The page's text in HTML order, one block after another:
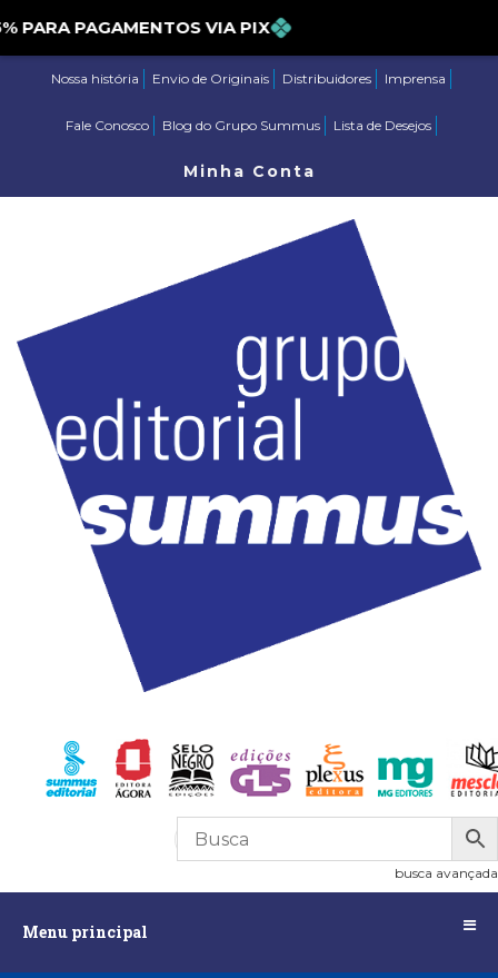
PAGAMENTOS VIA PIX
Nossa história Envio de Originais Distribuidores Imprensa
Fale Conosco Blog do Grupo Summus Lista de Desejos
Minha Conta
R$0,00
busca avançada
Menu principal
principalAssuntos